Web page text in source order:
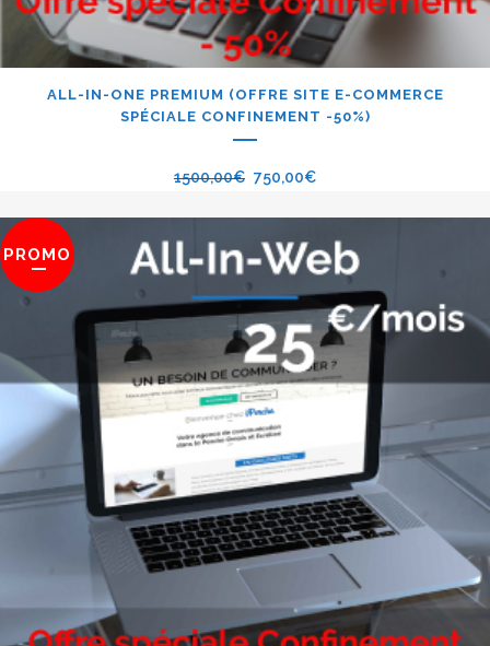
ALL-IN-ONE PREMIUM (OFFRE SITE E-COMMERCE
SPÉCIALE CONFINEMENT -50%)
1500,00€ 750,00€
PROMO